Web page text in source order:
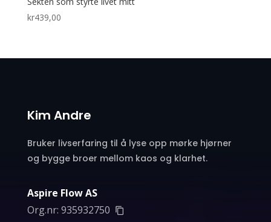
kr439,00
Kim Andre
Bruker livserfaring til å lyse opp mørke hjørner
og bygge broer mellom kaos og klarhet.
Aspire Flow AS
Org.nr: 935932750